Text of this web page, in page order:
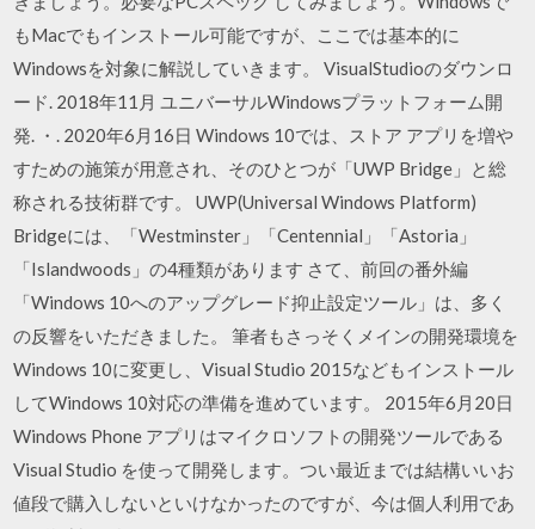
もMacでもインストール可能ですが、ここでは基本的に
Windowsを対象に解説していきます。 VisualStudioのダウンロ
ード. 2018年11月 ユニバーサルWindowsプラットフォーム開
発. ・. 2020年6月16日 Windows 10では、ストア アプリを増や
すための施策が用意され、そのひとつが「UWP Bridge」と総
称される技術群です。 UWP(Universal Windows Platform)
Bridgeには、「Westminster」「Centennial」「Astoria」
「Islandwoods」の4種類があります さて、前回の番外編
「Windows 10へのアップグレード抑止設定ツール」は、多く
の反響をいただきました。 筆者もさっそくメインの開発環境を
Windows 10に変更し、Visual Studio 2015などもインストール
してWindows 10対応の準備を進めています。 2015年6月20日
Windows Phone アプリはマイクロソフトの開発ツールである
Visual Studio を使って開発します。つい最近までは結構いいお
値段で購入しないといけなかったのですが、今は個人利用であ